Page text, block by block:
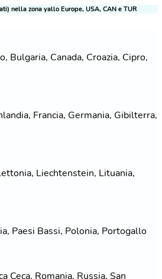
nella zona yallo Europe, USA, CAN e TUR
Bulgaria, Canada, Croazia, Cipro,
Francia, Germania, Gibilterra,
Liechtenstein, Lituania,
Paesi Bassi, Polonia, Portogallo
Ceca, Romania, Russia, San